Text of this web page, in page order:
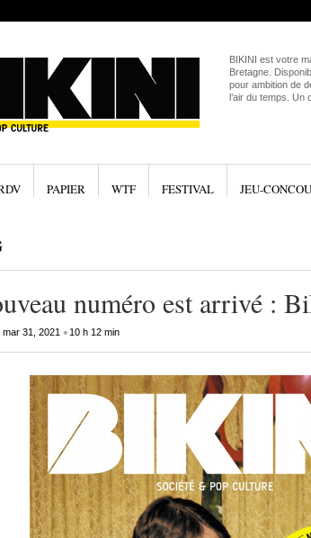
BIKINI est votre
Bretagne.
pour ambition de
l’air du temps. Un
PAPIER WTF FESTIVAL JEU-
numéro est arrivé :
mar 31, 2021• 10 h 12 min